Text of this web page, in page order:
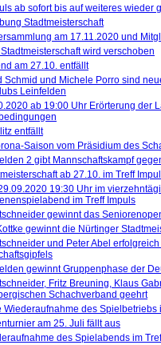
ab sofort bis auf weiteres wieder
Stadtmeisterschaft
am 17.11.2020 und
wird verschoben
am 27.10. entfällt
Schmid und Michele Porro sind
Leinfelden
ab 19:00 Uhr Erörterung der
entfällt
Saison vom Präsidium des
2 gibt Mannschaftskampf
ab 27.10. im Treff
19:30 Uhr im
im Treff Impuls
gewinnt das
gewinnt die Nürtinger
und Peter Abel
gewinnt Gruppenphase der
Fritz Breuning, Klaus
Schachverband geehrt
Wiederaufnahme des Spielbetriebs
am 25. Juli fällt aus
des Spielabends im